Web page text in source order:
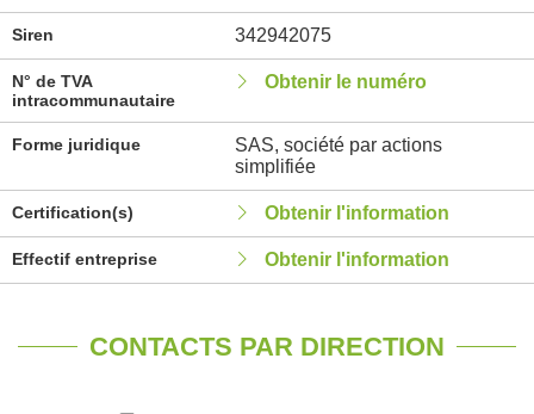
Siren 342942075
N° de TVA
intracommunautaire
Obtenir le numéro
Forme juridique
SAS, société par actions
simplifiée
Certification(s) Obtenir l'information
Effectif entreprise Obtenir l'information
CONTACTS PAR DIRECTION